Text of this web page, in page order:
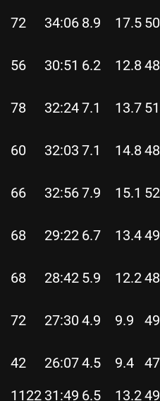
72 34:06 8.9 17.5
56 30:51 6.2 12.8
78 32:247.1 13.7
60 32:03 7.1 14.8
66 32:567.9 15.1
68 29:22 6.7 13.4
68 28:42 5.9 12.2
72 27:30 4.9 9.9
42 26:074.5 9.4
1122 31:49 6.5 13.2